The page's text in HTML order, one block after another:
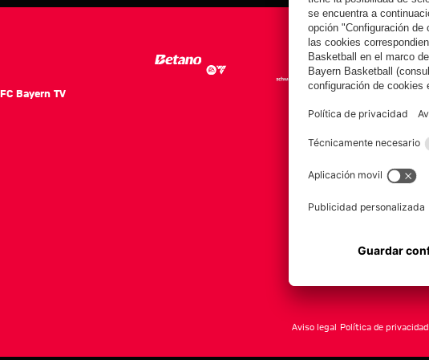
FC Bayern TV
FC Bayern.com
Noticias
Club
Aviso legal Política de privacidad